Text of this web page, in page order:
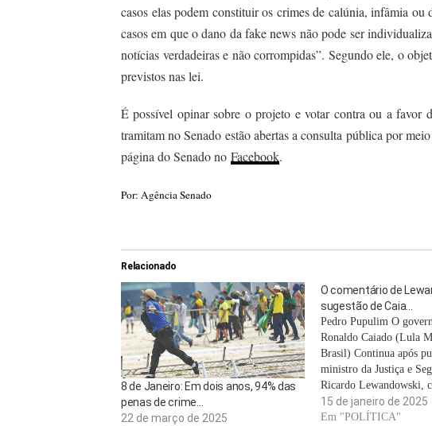
casos elas podem constituir os crimes de calúnia, infâmia
casos em que o dano da fake news não pode ser
notícias verdadeiras e não corrompidas”. Segundo ele, o
previstos nas lei.
É possível opinar sobre o projeto e votar contra ou a favor
tramitam no Senado estão abertas a consulta pública por
página do Senado no Facebook.
Por: Agência Senado
Relacionado
8 de Janeiro: Em dois anos, 94% das
penas de crime…
22 de março de 2025
O comentário de
sugestão de Caia…
Pedro Pupulim O
Ronaldo Caiado (Lula
Brasil) Continua após
ministro da Justiça e
Ricardo Lewandowski,
quarta-feira, uma
governador de Goiás,
15 de janeiro de 2025
Em "POLÍTICA"